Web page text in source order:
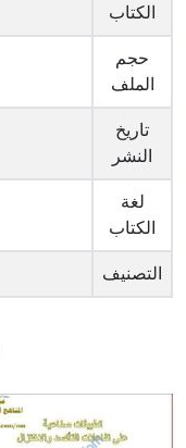
الكتاب
حجم
الملف
تاريخ
النشر
لغة
الكتاب
التصنيف